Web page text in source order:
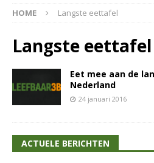
HOME Langste eettafel
Langste eettafel
Eet mee aan de
Nederland
24 januari 2016
ACTUELE BERICHTEN